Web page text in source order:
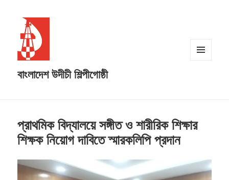
বাংলাদেশ উদীচী শিল্পীগোষ্ঠী
প্রাথমিক বিদ্যালয়ে সঙ্গীত ও শারীরিক শিক্ষার
শিক্ষক নিয়োগ দাবিতে স্মারকলিপি প্রদান